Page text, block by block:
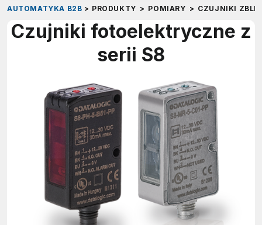
AUTOMATYKA B2B > PRODUKTY > POMIARY > CZUJNIKI
Czujniki fotoelektryczne z
serii S8